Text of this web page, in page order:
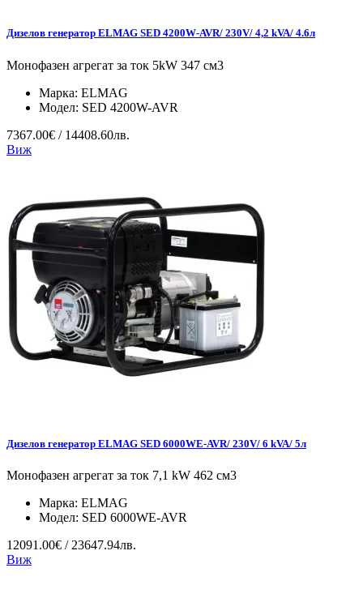
Дизелов генератор ELMAG SED 4200W-AVR/ 230V/ 4,2 kVA/ 4.6л
Монофазен агрегат за ток 5kW 347 см3
Марка: ELMAG
Модел: SED 4200W-AVR
7367.00€ / 14408.60лв.
Виж
Дизелов генератор ELMAG SED 6000WE-AVR/ 230V/ 6 kVA/ 5л
Монофазен агрегат за ток 7,1 kW 462 см3
Марка: ELMAG
Модел: SED 6000WE-AVR
12091.00€ / 23647.94лв.
Виж